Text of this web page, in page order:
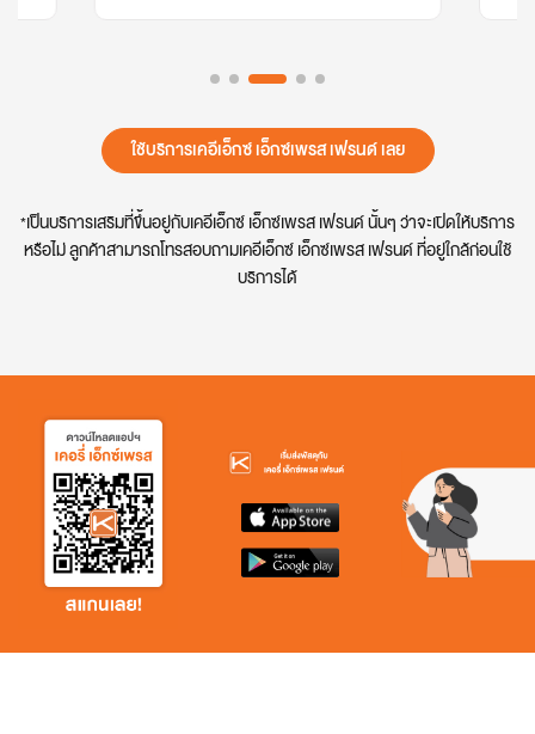
ใช้บริการเคอีเอ็กซ์ เอ็กซ์เพรส เฟรนด์ เลย
*เป็นบริการเสริมที่ขึ้นอยู่กับเคอีเอ็กซ์ เอ็กซ์เพรส เฟรนด์ นั้นๆ ว่าจะเปิดให้บริการ
หรือไม่ ลูกค้าสามารถโทรสอบถามเคอีเอ็กซ์ เอ็กซ์เพรส เฟรนด์ ที่อยู่ใกล้ก่อนใช้
บริการได้